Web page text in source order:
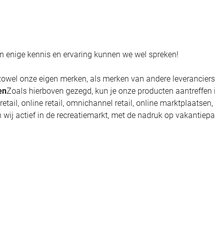
kennis en ervaring kunnen we wel spreken!
onze eigen merken, als merken van andere
Zoals hierboven gezegd, kun je onze producten aantreffen
online retail, omnichannel retail, online marktplaatsen,
actief in de recreatiemarkt, met de nadruk op